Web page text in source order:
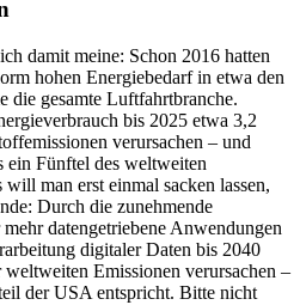
damit meine: Schon 2016 hatten
hohen Energiebedarf in etwa den
die gesamte Luftfahrtbranche.
bis 2025 etwa 3,2
verursachen – und
ein Fünftel des weltweiten
will man erst einmal sacken lassen,
Durch die zunehmende
datengetriebene Anwendungen
digitaler Daten bis 2040
Emissionen verursachen –
der USA entspricht. Bitte nicht